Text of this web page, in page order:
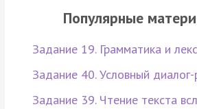
Популярные
Задание 19. Грамматика и
Задание 40. Условный диалог-
Задание 39. Чтение текста